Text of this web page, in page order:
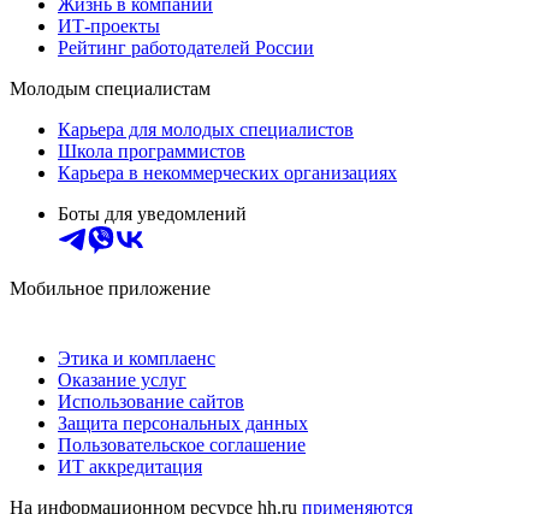
Жизнь в компании
ИТ-проекты
Рейтинг работодателей России
Молодым специалистам
Карьера для молодых специалистов
Школа программистов
Карьера в некоммерческих организациях
Боты для уведомлений
Мобильное приложение
Этика и комплаенс
Оказание услуг
Использование сайтов
Защита персональных данных
Пользовательское соглашение
ИТ аккредитация
На информационном ресурсе hh.ru применяются